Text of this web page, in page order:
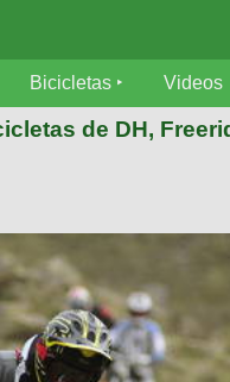
Bicicletas Videos
de DH,